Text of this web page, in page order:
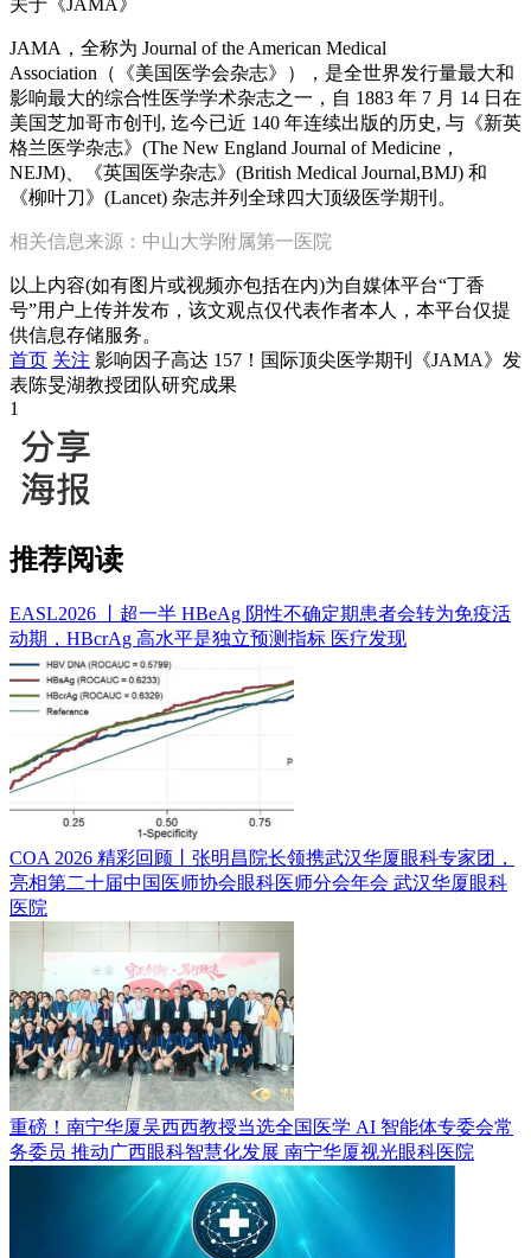
关于《JAMA》
JAMA，全称为 Journal of the American Medical
Association（《美国医学会杂志》），是全世界发行量最大和
影响最大的综合性医学学术杂志之一，自 1883 年 7 月 14 日在
美国芝加哥市创刊, 迄今已近 140 年连续出版的历史, 与《新英
格兰医学杂志》(The New England Journal of Medicine，
NEJM)、《英国医学杂志》(British Medical Journal,BMJ) 和
《柳叶刀》(Lancet) 杂志并列全球四大顶级医学期刊。
相关信息来源：中山大学附属第一医院
以上内容(如有图片或视频亦包括在内)为自媒体平台“丁香
号”用户上传并发布，该文观点仅代表作者本人，本平台仅提
供信息存储服务。
首页 关注 影响因子高达 157！国际顶尖医学期刊《JAMA》发
表陈旻湖教授团队研究成果
1
推荐阅读
EASL2026 丨超一半 HBeAg 阴性不确定期患者会转为免疫活
动期，HBcrAg 高水平是独立预测指标 医疗发现
COA 2026 精彩回顾丨张明昌院长领携武汉华厦眼科专家团，
亮相第二十届中国医师协会眼科医师分会年会 武汉华厦眼科
医院
重磅！南宁华厦吴西西教授当选全国医学 AI 智能体专委会常
务委员 推动广西眼科智慧化发展 南宁华厦视光眼科医院